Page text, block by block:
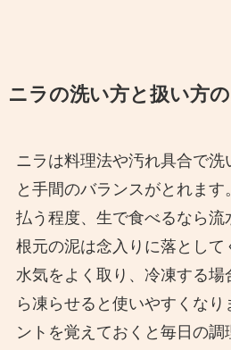
ニラの洗い方と扱い方
ニラは料理法や汚れ具合で洗
と手間のバランスがとれます
払う程度、生で食べるなら流
根元の泥は念入りに落として
水気をよく取り、冷凍する
ら凍らせると使いやすくなり
ントを覚えておくと毎日の調